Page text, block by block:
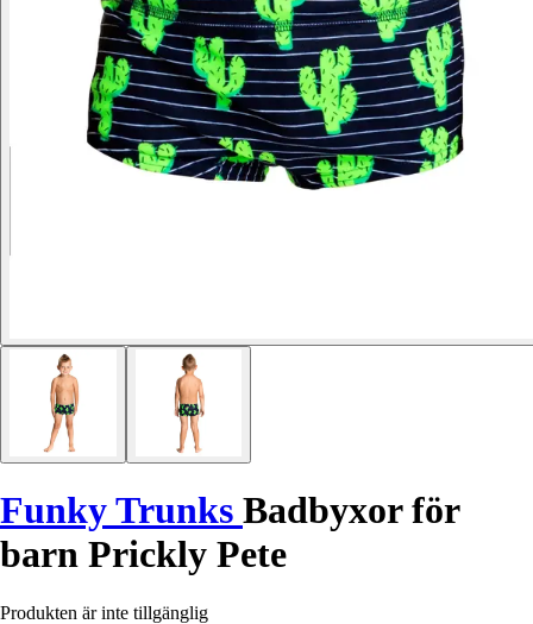
Funky Trunks Badbyxor för
barn Prickly Pete
Produkten är inte tillgänglig